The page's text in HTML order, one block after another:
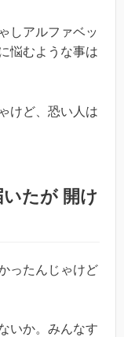
しアルファベッ
悩むような事は
けど、恐い人は
たが 開け
ったんじゃけど
いか。みんなす